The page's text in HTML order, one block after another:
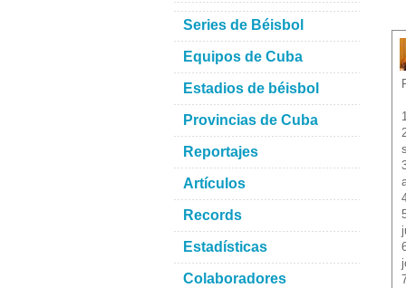
Series de Béisbol
Equipos de Cuba
Estadios de béisbol
Provincias de Cuba
Reportajes
Artículos
Records
Estadísticas
Colaboradores